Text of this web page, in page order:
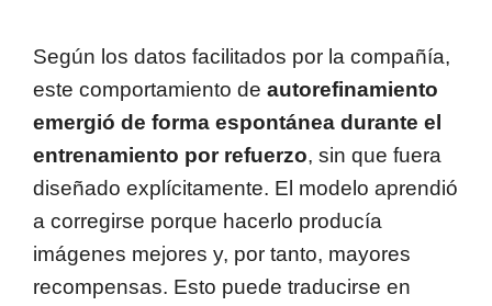
Según los datos facilitados por la compañía,
este comportamiento de autorefinamiento
emergió de forma espontánea durante el
entrenamiento por refuerzo, sin que fuera
diseñado explícitamente. El modelo aprendió
a corregirse porque hacerlo producía
imágenes mejores y, por tanto, mayores
recompensas. Esto puede traducirse en